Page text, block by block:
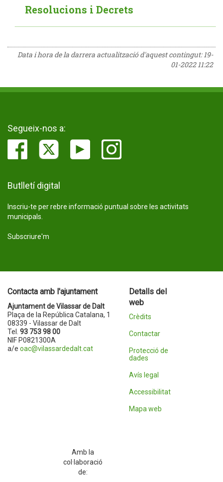
Resolucions i Decrets
Data i hora de la darrera actualització d'aquest contingut:19-
01-2022 11:22
Segueix-nos a:
Butlletí digital
Inscriu-te per rebre informació puntual sobre les activitats
municipals.
Subscriure'm
Contacta amb l'ajuntament
Ajuntament de Vilassar de Dalt
Plaça de la República Catalana, 1
08339 - Vilassar de Dalt
Tel. 93 753 98 00
NIF P0821300A
a/e oac@vilassardedalt.cat
Detalls del
web
Crèdits
Contactar
Protecció de
dades
Avís legal
Accessibilitat
Mapa web
Amb la
col·laboració
de: